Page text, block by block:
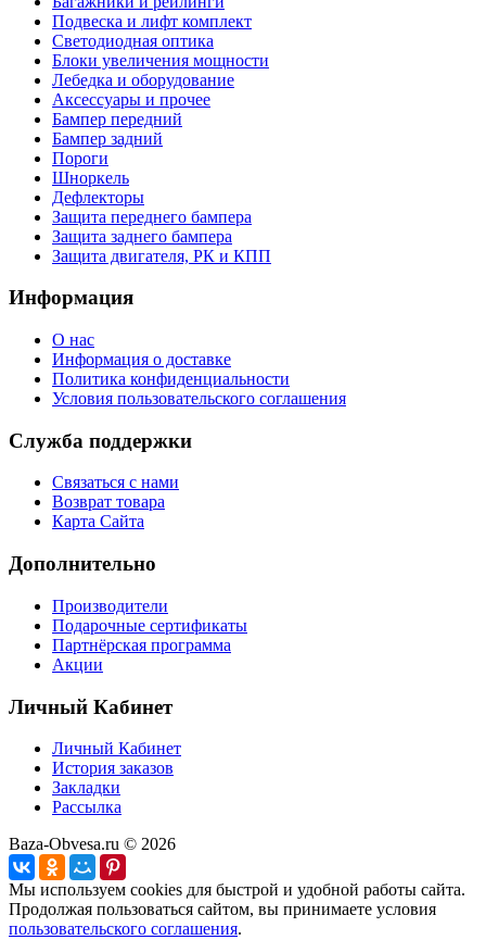
Подвеска и лифт комплект
Светодиодная оптика
Блоки увеличения мощности
Лебедка и оборудование
Аксессуары и прочее
Бампер передний
Бампер задний
Пороги
Шноркель
Дефлекторы
Защита переднего бампера
Защита заднего бампера
Защита двигателя, РК и КПП
Информация
О нас
Информация о доставке
Политика конфиденциальности
Условия пользовательского соглашения
Служба поддержки
Связаться с нами
Возврат товара
Карта Сайта
Дополнительно
Производители
Подарочные сертификаты
Партнёрская программа
Акции
Личный Кабинет
Личный Кабинет
История заказов
Закладки
Рассылка
Baza-Obvesa.ru © 2026
Мы используем cookies для быстрой и удобной работы сайта.
Продолжая пользоваться сайтом, вы принимаете условия
пользовательского соглашения.